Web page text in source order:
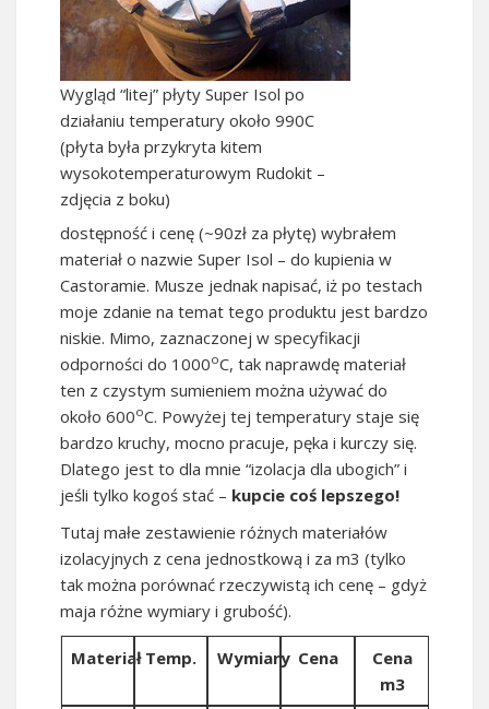
Wygląd “litej” płyty Super Isol po
działaniu temperatury około 990C
(płyta była przykryta kitem
wysokotemperaturowym Rudokit –
zdjęcia z boku)
dostępność i cenę (~90zł za płytę) wybrałem
materiał o nazwie Super Isol – do kupienia w
Castoramie. Musze jednak napisać, iż po testach
moje zdanie na temat tego produktu jest bardzo
niskie. Mimo, zaznaczonej w specyfikacji
odporności do 1000oC, tak naprawdę materiał
ten z czystym sumieniem można używać do
około 600oC. Powyżej tej temperatury staje się
bardzo kruchy, mocno pracuje, pęka i kurczy się.
Dlatego jest to dla mnie “izolacja dla ubogich” i
jeśli tylko kogoś stać – kupcie coś lepszego!
Tutaj małe zestawienie różnych materiałów
izolacyjnych z cena jednostkową i za m3 (tylko
tak można porównać rzeczywistą ich cenę – gdyż
maja różne wymiary i grubość).
Materiał Temp. Wymiary Cena
Cena
m3